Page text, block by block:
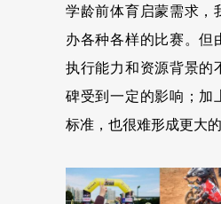
学龄前体育启蒙需求，
办各种各样的比赛。但
执行能力和资源背景的
碑受到一定的影响；加
标准，也很难形成更大